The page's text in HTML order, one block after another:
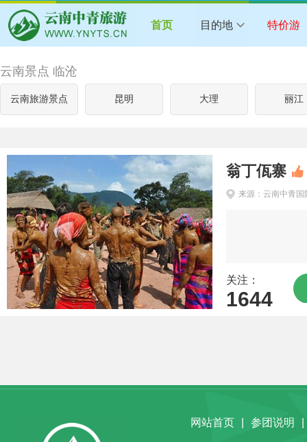
首页 目的地 特价游
云南景点 临沧
云南旅游景点 昆明 大理 丽江
翁丁佤寨
来源：云南中青
关注：
1644
网站首页 参团说明